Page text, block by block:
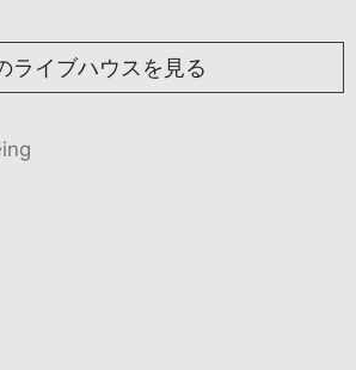
ライブハウスを見る